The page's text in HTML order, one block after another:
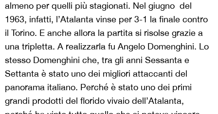
almeno per quelli più stagionati. Nel giugno del
1963, infatti, l’Atalanta vinse per 3-1 la finale contro
il Torino. E anche allora la partita si risolse grazie a
una tripletta. A realizzarla fu Angelo Domenghini. Lo
stesso Domenghini che, tra gli anni Sessanta e
Settanta è stato uno dei migliori attaccanti del
panorama italiano. Perché è stato uno dei primi
grandi prodotti del florido vivaio dell’Atalanta,